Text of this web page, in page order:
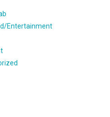
Entertainment